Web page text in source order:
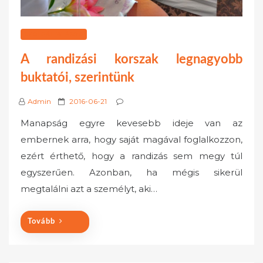
A randizási korszak legnagyobb
buktatói, szerintünk
Admin
P
s
t
e
d
o
2016-06-21
Manapság egyre kevesebb ideje van az
embernek arra, hogy saját magával foglalkozzon,
ezért érthető, hogy a randizás sem megy túl
egyszerűen. Azonban, ha mégis sikerül
megtalálni azt a személyt, aki…
Tovább